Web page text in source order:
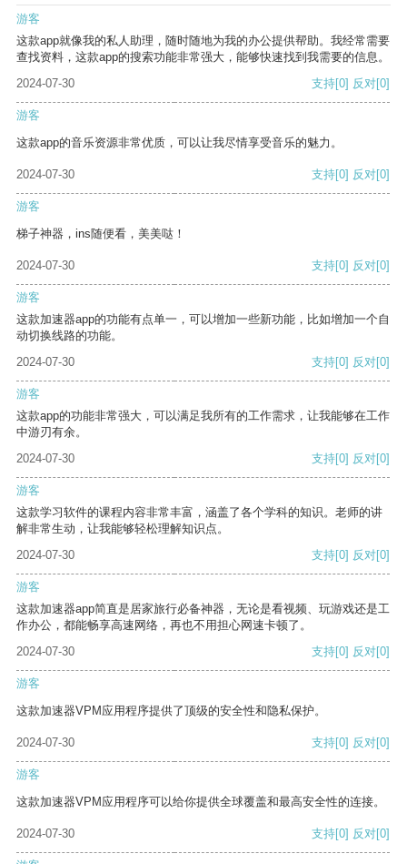
游客
这款app就像我的私人助理，随时随地为我的办公提供帮助。我经常需要
查找资料，这款app的搜索功能非常强大，能够快速找到我需要的信息。
2024-07-30
支持[0] 反对[0]
游客
这款app的音乐资源非常优质，可以让我尽情享受音乐的魅力。
2024-07-30 支持[0] 反对[0]
游客
梯子神器，ins随便看，美美哒！
2024-07-30 支持[0] 反对[0]
游客
这款加速器app的功能有点单一，可以增加一些新功能，比如增加一个自
动切换线路的功能。
2024-07-30
支持[0] 反对[0]
游客
这款app的功能非常强大，可以满足我所有的工作需求，让我能够在工作
中游刃有余。
2024-07-30
支持[0] 反对[0]
游客
这款学习软件的课程内容非常丰富，涵盖了各个学科的知识。老师的讲
解非常生动，让我能够轻松理解知识点。
2024-07-30
支持[0] 反对[0]
游客
这款加速器app简直是居家旅行必备神器，无论是看视频、玩游戏还是工
作办公，都能畅享高速网络，再也不用担心网速卡顿了。
2024-07-30
支持[0] 反对[0]
游客
这款加速器VPM应用程序提供了顶级的安全性和隐私保护。
2024-07-30 支持[0] 反对[0]
游客
这款加速器VPM应用程序可以给你提供全球覆盖和最高安全性的连接。
2024-07-30 支持[0] 反对[0]